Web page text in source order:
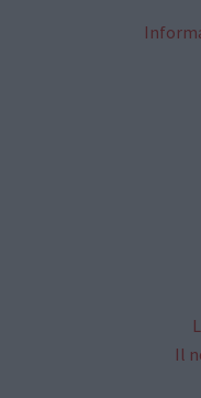
Il